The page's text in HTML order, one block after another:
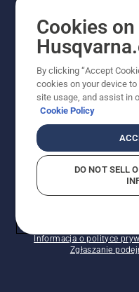
Informacja o polityce
Zgłaszanie
Cookies on
By clicking “Accept
cookies on your device
site usage, and assist in
Cookie Policy
DO NOT SELL